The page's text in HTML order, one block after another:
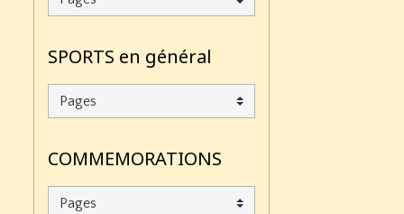
SPORTS en général
COMMEMORATIONS